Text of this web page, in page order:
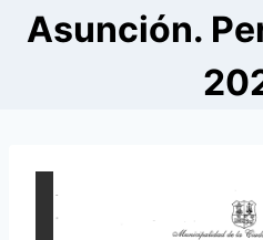
Asunción.